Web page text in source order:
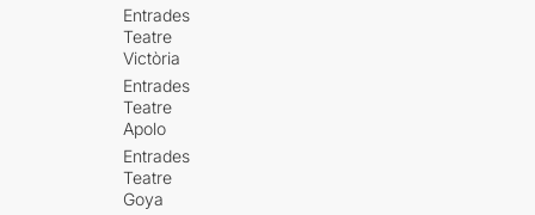
Entrades
Teatre
Victòria
Entrades
Teatre
Apolo
Entrades
Teatre
Goya